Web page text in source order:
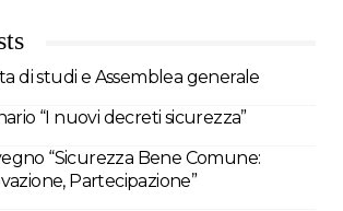
di studi e Assemblea generale
“I nuovi decreti sicurezza”
“Sicurezza Bene Comune:
Partecipazione”